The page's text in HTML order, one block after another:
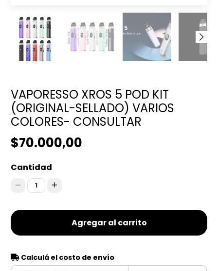
VAPORESSO XROS 5 POD KIT
(ORIGINAL-SELLADO) VARIOS
COLORES- CONSULTAR
$70.000,00
Cantidad
1
Agregar al carrito
Calculá el costo de envío